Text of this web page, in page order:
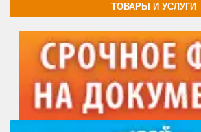
ТОВАРЫ И УСЛУГИ